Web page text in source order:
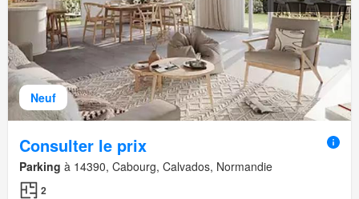
Neuf
Consulter le prix
Parking à 14390, Cabourg, Calvados, Normandie
2